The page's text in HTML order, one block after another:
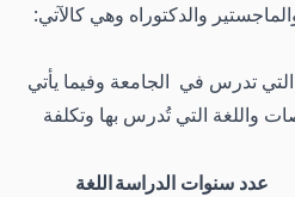
والدكتوراه وهي كالآتي:
تدرس في الجامعة وفيما يأتي
واللغة التي تُدرس بها وتكلفة
عدد سنوات الدراسةاللغة